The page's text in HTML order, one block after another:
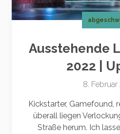
Ausstehende
2022 |
8. Februar
Kickstarter, Gamefound,
überall liegen
Straße herum. Ich